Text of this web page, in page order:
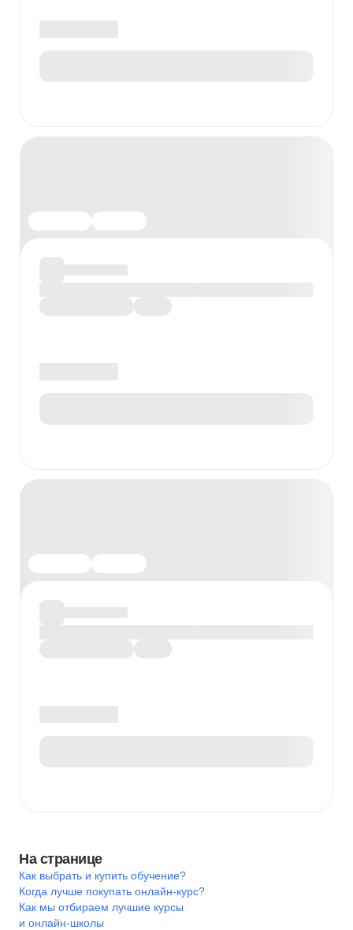
На странице
Как выбрать и купить обучение?
Когда лучше покупать онлайн-курс?
Как мы отбираем лучшие курсы
и онлайн-школы